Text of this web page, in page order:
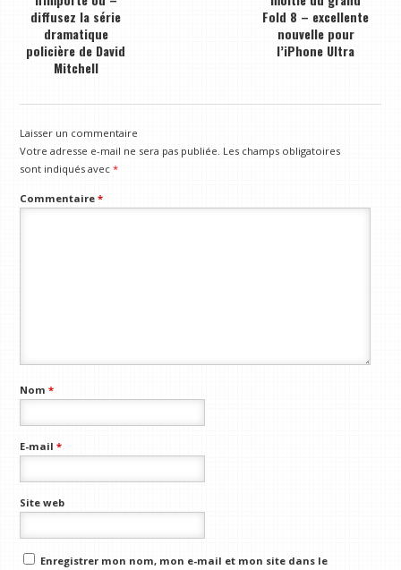
diffusez la série
dramatique
policière de David
Mitchell
Fold 8 – excellente
nouvelle pour
l’iPhone Ultra
Laisser un commentaire
Votre adresse e-mail ne sera pas publiée. Les champs obligatoires
sont indiqués avec*
Commentaire*
Nom*
E-mail*
Site web
Enregistrer mon nom, mon e-mail et mon site dans le